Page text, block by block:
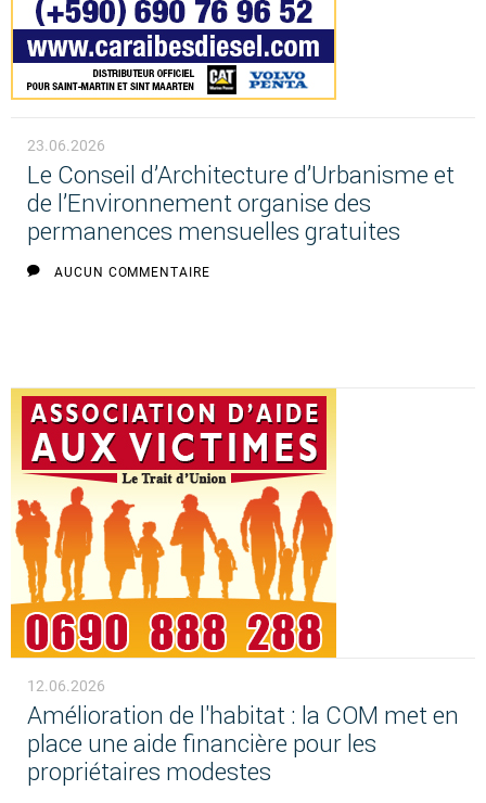
23.06.2026
Le Conseil d’Architecture d’Urbanisme et
de l’Environnement organise des
permanences mensuelles gratuites
AUCUN COMMENTAIRE
12.06.2026
Amélioration de l'habitat : la COM met en
place une aide financière pour les
propriétaires modestes